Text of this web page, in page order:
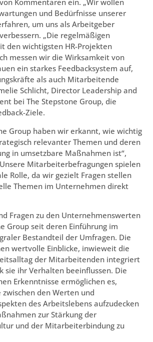
Kommentaren ein. „Wir wollen
und Bedürfnisse unserer
um uns als Arbeitgeber
„Die regelmäßigen
den wichtigsten HR-Projekten
messen wir die Wirksamkeit von
ein starkes Feedbacksystem auf,
als auch Mitarbeitende
Schlicht, Director Leadership and
bei The Stepstone Group, die
Ziele.
Group haben wir erkannt, wie wichtig
relevanter Themen und deren
in umsetzbare Maßnahmen ist“,
Mitarbeiterbefragungen spielen
Rolle, da wir gezielt Fragen stellen
Themen im Unternehmen direkt
Fragen zu den Unternehmenswerten
Group seit deren Einführung im
Bestandteil der Umfragen. Die
wertvolle Einblicke, inwieweit die
der Mitarbeitenden integriert
sie ihr Verhalten beeinflussen. Die
Erkenntnisse ermöglichen es,
den Werten und
des Arbeitslebens aufzudecken
zur Stärkung der
und der Mitarbeiterbindung zu